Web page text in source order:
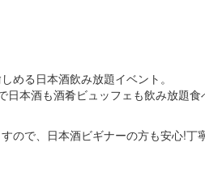
める日本酒飲み放題イベント。
本酒も酒肴ビュッフェも飲み放題食
ので、日本酒ビギナーの方も安心!丁